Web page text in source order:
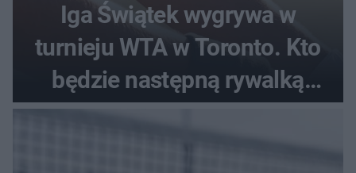
Iga Świątek wygrywa w
turnieju WTA w Toronto. Kto
będzie następną rywalką